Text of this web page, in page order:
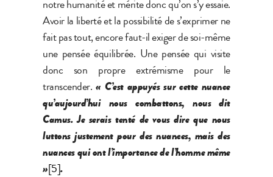
notre humanité et mérite donc qu’on s’y essaie.
Avoir la liberté et la possibilité de s’exprimer ne
fait pas tout, encore faut-il exiger de soi-même
une pensée équilibrée. Une pensée qui visite
donc son propre extrémisme pour le
transcender.« C’est appuyés sur cette nuance
qu’aujourd’hui nous combattons, nous dit
Camus. Je serais tenté de vous dire que nous
luttons justement pour des nuances, mais des
nuances qui ont l’importance de l’homme même
»[5].